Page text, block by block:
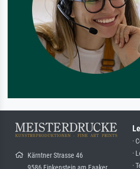
Kärntner Strasse 46
·
·
·